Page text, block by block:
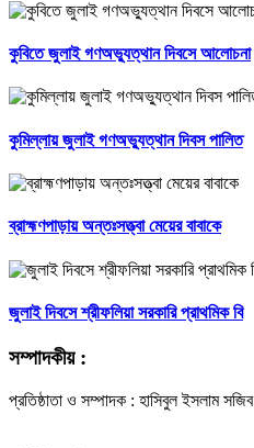
কুবিতে জুলাই গণঅভ্যুত্থান দিবসে আলোচনা
কুমিল্লায় জুলাই গণঅভ্যুত্থান দিবস পালিত
ব্রাহ্মণপাড়ায় অন্তঃসত্ত্বা মেয়ের বাবাকে
জুলাই দিবসে শ্রীফলিয়া সরকারি প্রাথমিক বি
সম্পাদকীয় :
প্রতিষ্ঠাতা ও সম্পাদক : হাসিবুল ইসলাম সজিব